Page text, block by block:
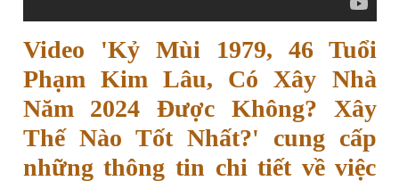
Video 'Kỷ Mùi 1979, 46 Tuổi
Phạm Kim Lâu, Có Xây Nhà
Năm 2024 Được Không? Xây
Thế Nào Tốt Nhất?' cung cấp
những thông tin chi tiết về việc